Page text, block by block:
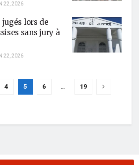
22, 2026
jugés lors de
sans jury à
22, 2026
4 5 6 … 19